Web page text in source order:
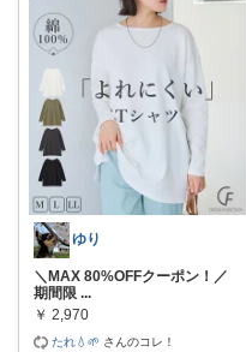
ゆり
＼MAX 80%OFFクーポン！／
期間限 ...
￥ 2,970
たれ💧🌱 さんのコレ！